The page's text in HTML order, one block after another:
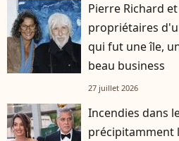
Pierre Richard
propriétaires
qui fut une île,
beau business
27 juillet 2026
Incendies dans
précipitamment